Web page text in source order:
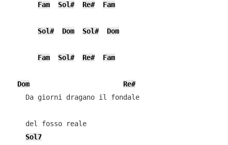
Fam Sol# Re# Fam
Sol# Dom Sol# Dom
Fam Sol# Re# Fam
Dom
Re#
    Da giorni dragano il fondale
    del fosso reale
Sol7